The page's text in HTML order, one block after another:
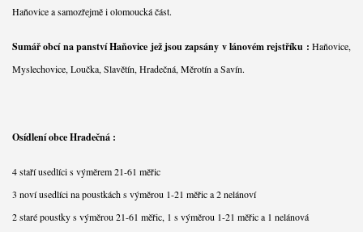
Haňovice a samozřejmě i olomoucká část.
Sumář obcí na panství Haňovice jež jsou zapsány v lánovém rejstříku : Haňovice,
Myslechovice, Loučka, Slavětín, Hradečná, Měrotín a Savín.
Osídlení obce Hradečná :
4 staří usedlíci s výměrem 21-61 měřic
3 noví usedlíci na poustkách s výměrou 1-21 měřic a 2 nelánoví
2 staré poustky s výměrou 21-61 měřic, 1 s výměrou 1-21 měřic a 1 nelánová